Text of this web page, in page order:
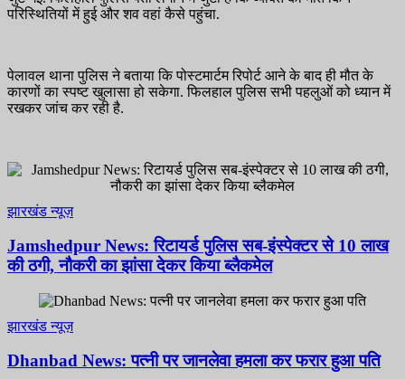
परिस्थितियों में हुई और शव वहां कैसे पहुंचा.
पेलावल थाना पुलिस ने बताया कि पोस्टमार्टम रिपोर्ट आने के बाद ही मौत के
कारणों का स्पष्ट खुलासा हो सकेगा. फिलहाल पुलिस सभी पहलुओं को ध्यान में
रखकर जांच कर रही है.
झारखंड न्यूज़
Jamshedpur News: रिटायर्ड पुलिस सब-इंस्पेक्टर से 10 लाख
की ठगी, नौकरी का झांसा देकर किया ब्लैकमेल
झारखंड न्यूज़
Dhanbad News: पत्नी पर जानलेवा हमला कर फरार हुआ पति